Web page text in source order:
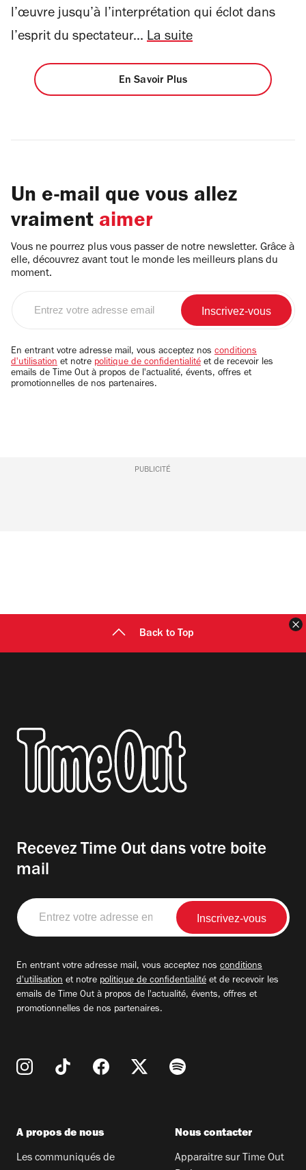
l’œuvre jusqu’à l’interprétation qui éclot dans
l’esprit du spectateur... La suite
En Savoir Plus
Un e-mail que vous allez
vraiment aimer
Vous ne pourrez plus vous passer de notre newsletter. Grâce à
elle, découvrez avant tout le monde les meilleurs plans du
moment.
email
En entrant votre adresse mail, vous acceptez nos conditions
d'utilisation et notre politique de confidentialité et de recevoir les
emails de Time Out à propos de l'actualité, évents, offres et
promotionnelles de nos partenaires.
PUBLICITÉ
Back to Top
Recevez Time Out dans votre boite
mail
Entrez
votre
adresse
En entrant votre adresse mail, vous acceptez nos conditions
d'utilisation et notre politique de confidentialité et de recevoir les
emails de Time Out à propos de l'actualité, évents, offres et
promotionnelles de nos partenaires.
A propos de nous
Les communiqués de
Nous contacter
Apparaitre sur Time Out